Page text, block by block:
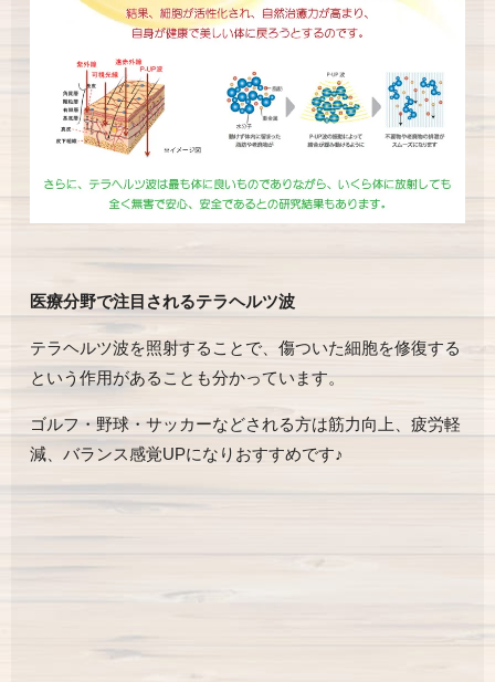
医療分野で注目されるテラヘルツ波
テラヘルツ波を照射することで、傷ついた細胞を修復する
という作用があることも分かっています。
ゴルフ・野球・サッカーなどされる方は筋力向上、疲労軽
減、バランス感覚UPになりおすすめです♪